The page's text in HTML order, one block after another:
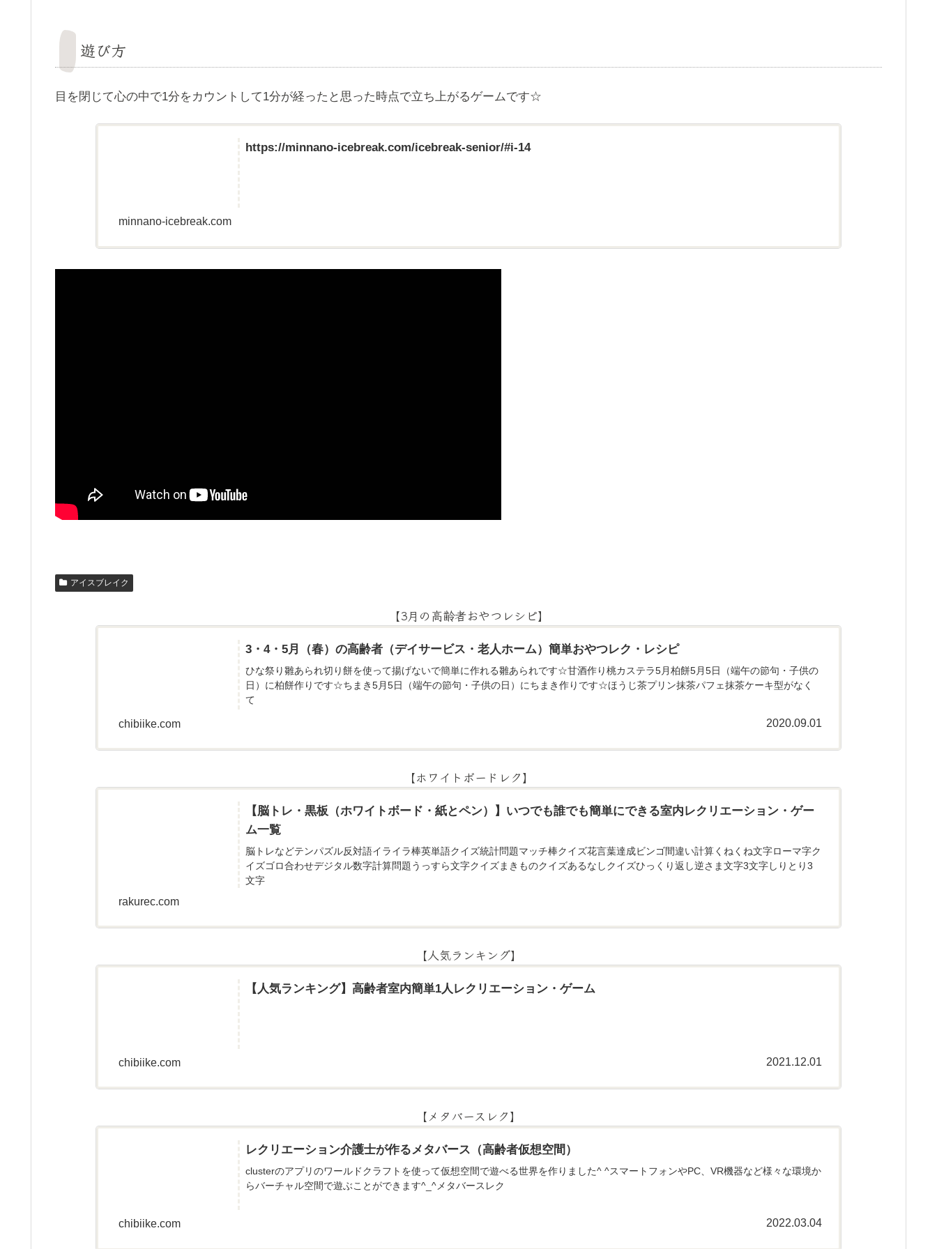
遊び方
目を閉じて心の中で1分をカウントして1分が経ったと思った時点で立ち上がるゲームです☆
https://minnano-icebreak.com/icebreak-senior/#i-14
minnano-icebreak.com
アイスブレイク
【3月の高齢者おやつレシピ】
3・4・5月（春）の高齢者（デイサービス・老人ホーム）簡単おやつレク・レシピ
ひな祭り雛あられ切り餅を使って揚げないで簡単に作れる雛あられです☆甘酒作り桃カステラ5月柏餅5月5日（端午の節句・子供の
日）に柏餅作りです☆ちまき5月5日（端午の節句・子供の日）にちまき作りです☆ほうじ茶プリン抹茶パフェ抹茶ケーキ型がなく
て
chibiike.com 2020.09.01
【ホワイトボードレク】
【脳トレ・黒板（ホワイトボード・紙とペン）】いつでも誰でも簡単にできる室内レクリエーション・ゲー
ム一覧
脳トレなどテンパズル反対語イライラ棒英単語クイズ統計問題マッチ棒クイズ花言葉達成ビンゴ間違い計算くねくね文字ローマ字ク
イズゴロ合わせデジタル数字計算問題うっすら文字クイズまきものクイズあるなしクイズひっくり返し逆さま文字3文字しりとり3
文字
rakurec.com
【人気ランキング】
【人気ランキング】高齢者室内簡単1人レクリエーション・ゲーム
chibiike.com 2021.12.01
【メタバースレク】
レクリエーション介護士が作るメタバース（高齢者仮想空間）
clusterのアプリのワールドクラフトを使って仮想空間で遊べる世界を作りました^ ^スマートフォンやPC、VR機器など様々な環境か
らバーチャル空間で遊ぶことができます^_^メタバースレク
chibiike.com 2022.03.04